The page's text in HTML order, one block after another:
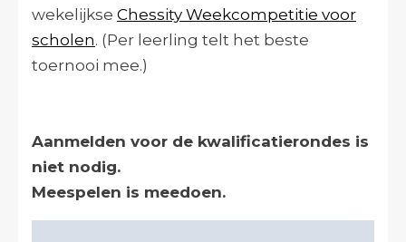
wekelijkse Chessity Weekcompetitie voor
scholen. (Per leerling telt het beste
toernooi mee.)
Aanmelden voor de kwalificatierondes is
niet nodig.
Meespelen is meedoen.